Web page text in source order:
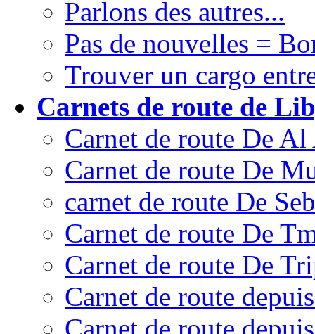
Parlons des autres...
Pas de nouvelles =
Trouver un cargo
Carnets de route de
Carnet de route De
Carnet de route De
carnet de route De
Carnet de route De
Carnet de route De
Carnet de route
Carnet de route